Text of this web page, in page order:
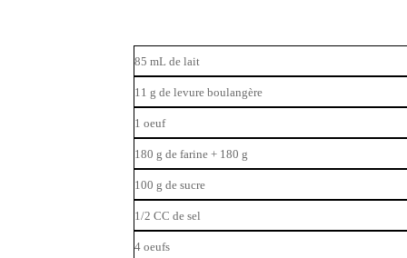
85 mL de lait
11 g de levure boulangère
1 oeuf
180 g de farine + 180 g
100 g de sucre
1/2 CC de sel
4 oeufs